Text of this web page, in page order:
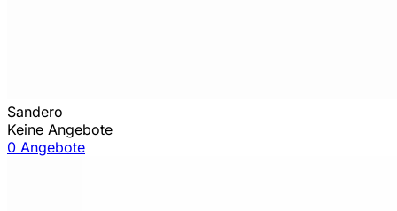
Sandero
Keine Angebote
0 Angebote